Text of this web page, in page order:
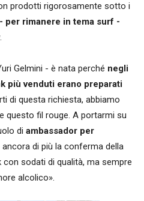
prodotti rigorosamente sotto i
per rimanere in tema surf -
.
Gelmini - è nata perché negli
più venduti erano preparati
di questa richiesta, abbiamo
questo fil rouge. A portarmi su
di ambassador per
di più la conferma della
sodati di qualità, ma sempre
alcolico».